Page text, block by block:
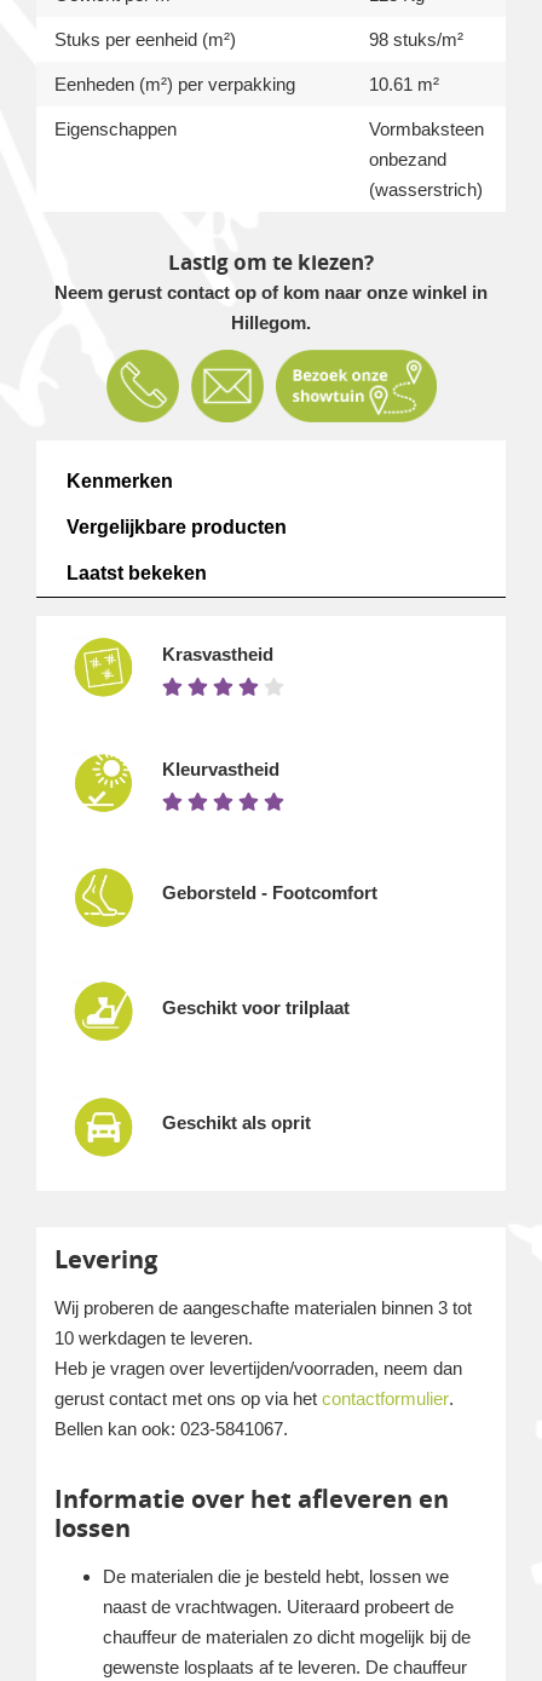
Stuks per eenheid (m²) 98 stuks/m²
Eenheden (m²) per verpakking 10.61 m²
Eigenschappen
Vormbaksteen
onbezand
(wasserstrich)
Lastig om te kiezen?
Neem gerust contact op of kom naar onze winkel in
Hillegom.
Kenmerken
Vergelijkbare producten
Laatst bekeken
Krasvastheid
Kleurvastheid
Geborsteld - Footcomfort
Geschikt voor trilplaat
Geschikt als oprit
Levering
Wij proberen de aangeschafte materialen binnen 3 tot
10 werkdagen te leveren.
Heb je vragen over levertijden/voorraden, neem dan
gerust contact met ons op via het contactformulier.
Bellen kan ook: 023-5841067.
Informatie over het afleveren en
lossen
De materialen die je besteld hebt, lossen we
naast de vrachtwagen. Uiteraard probeert de
chauffeur de materialen zo dicht mogelijk bij de
gewenste losplaats af te leveren. De chauffeur